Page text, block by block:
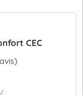
CEC